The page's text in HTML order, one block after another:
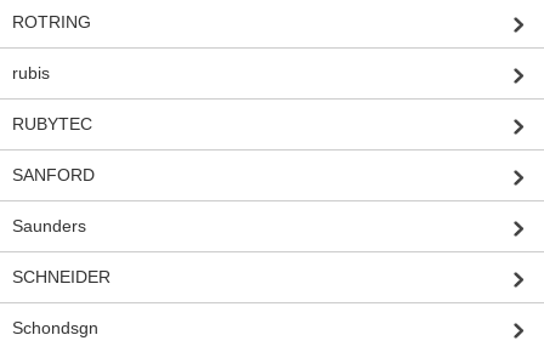
ROTRING
rubis
RUBYTEC
SANFORD
Saunders
SCHNEIDER
Schondsgn